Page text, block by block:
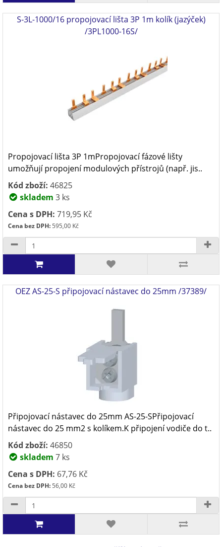
S-3L-1000/16 propojovací lišta 3P 1m kolík (jazýček)
/3PL1000-16S/
Propojovací lišta 3P 1mPropojovací fázové lišty
umožňují propojení modulových přístrojů (např. jis..
Kód zboží: 46825
skladem 3 ks
Cena s DPH: 719,95 Kč
Cena bez DPH:595,00 Kč
OEZ AS-25-S připojovací nástavec do 25mm /37389/
Připojovací nástavec do 25mm AS-25-SPřipojovací
nástavec do 25 mm2 s kolíkem.K připojení vodiče do t..
Kód zboží: 46850
skladem 7 ks
Cena s DPH: 67,76 Kč
Cena bez DPH:56,00 Kč